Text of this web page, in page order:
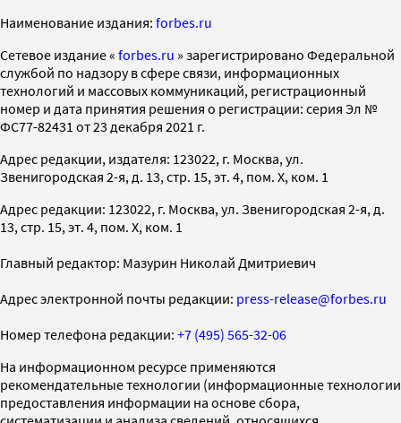
Наименование издания: forbes.ru
Cетевое издание « forbes.ru » зарегистрировано Федеральной
службой по надзору в сфере связи, информационных
технологий и массовых коммуникаций, регистрационный
номер и дата принятия решения о регистрации: серия Эл №
ФС77-82431 от 23 декабря 2021 г.
Адрес редакции, издателя: 123022, г. Москва, ул.
Звенигородская 2-я, д. 13, стр. 15, эт. 4, пом. X, ком. 1
Адрес редакции: 123022, г. Москва, ул. Звенигородская 2-я, д.
13, стр. 15, эт. 4, пом. X, ком. 1
Главный редактор: Мазурин Николай Дмитриевич
Адрес электронной почты редакции: press-release@forbes.ru
Номер телефона редакции: +7 (495) 565-32-06
На информационном ресурсе применяются
рекомендательные технологии (информационные технологии
предоставления информации на основе сбора,